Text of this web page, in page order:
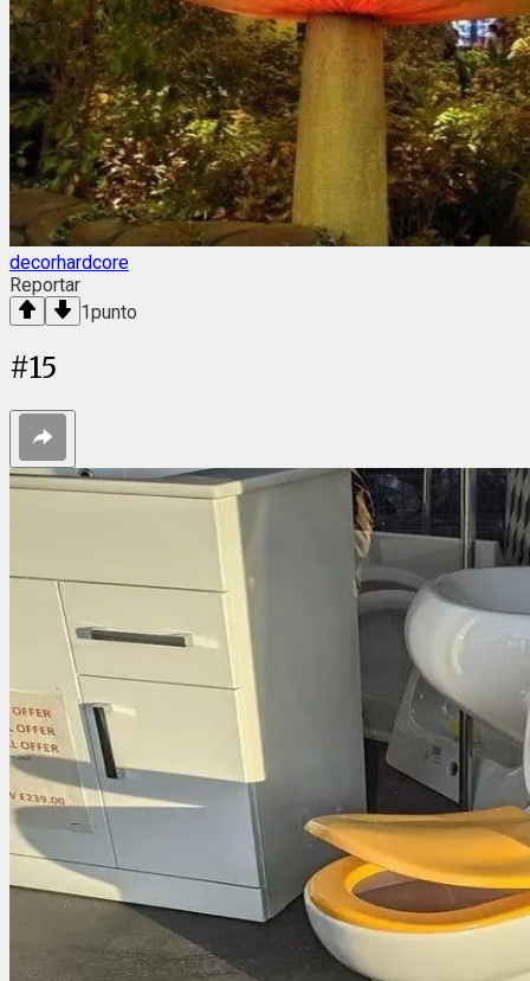
decorhardcore
Reportar
1punto
#15